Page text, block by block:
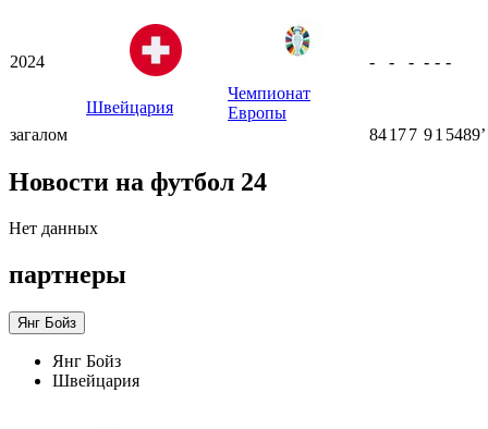
2024
Швейцария
Чемпионат
Европы
- - - - - -
загалом 84177 91 5489ʼ
Новости на футбол 24
Нет данных
партнеры
Янг Бойз
Янг Бойз
Швейцария